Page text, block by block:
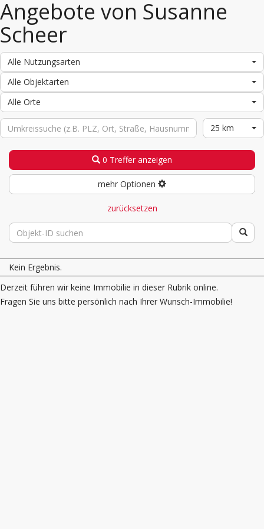
Angebote von Susanne
Scheer
Alle Nutzungsarten
Alle Objektarten
Alle Orte
25 km
0 Treffer anzeigen
mehr Optionen
zurücksetzen
Kein Ergebnis.
Derzeit führen wir keine Immobilie in dieser Rubrik online.
Fragen Sie uns bitte persönlich nach Ihrer Wunsch-Immobilie!